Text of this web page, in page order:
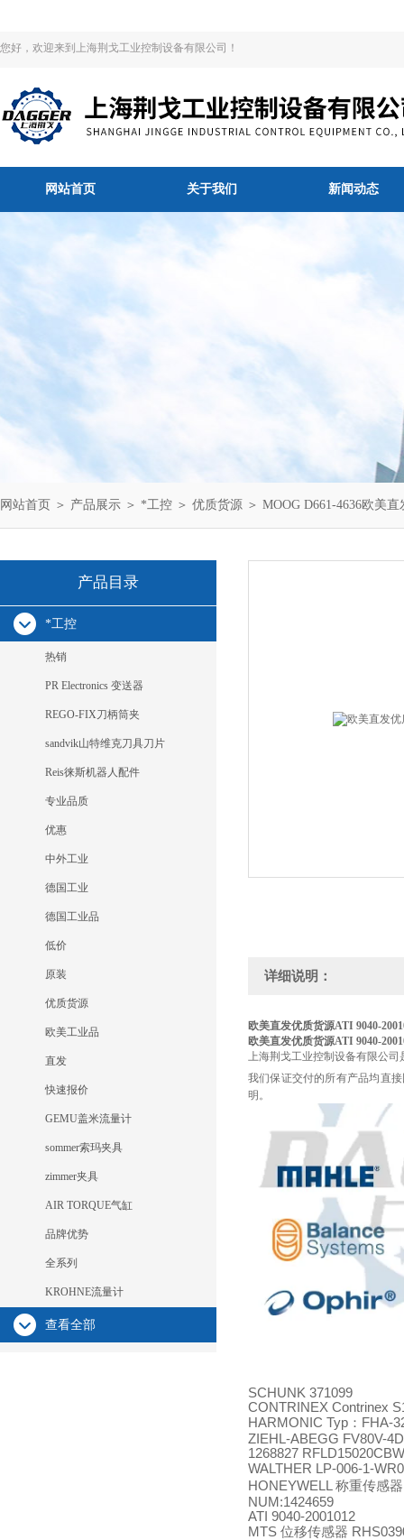
您好，欢迎来到上海荆戈工业控制设备有限公司！
网站首页 关于我们 新闻动态
网站首页 ＞ 产品展示 ＞ *工控 ＞ 优质货源 ＞ MOOG D661-4636欧美
产品目录
*工控
热销
PR Electronics 变送器
REGO-FIX刀柄筒夹
sandvik山特维克刀具刀片
Reis徕斯机器人配件
专业品质
优惠
中外工业
德国工业
德国工业品
低价
原装
优质货源
欧美工业品
直发
快速报价
GEMU盖米流量计
sommer索玛夹具
zimmer夹具
AIR TORQUE气缸
品牌优势
全系列
KROHNE流量计
查看全部
详细说明：
欧美直发优质货源ATI 9040-
欧美直发优质货源ATI 9040-
上海荆戈工业控制设备有限公
我们保证交付的所有产品均直
明。
SCHUNK 371099
CONTRINEX Contrinex
HARMONIC Typ ： FHA-
ZIEHL-ABEGG FV80V-
1268827
WALTHER LP-006-1-
HONEYWELL 称重传感器
NUM:1424659
ATI 9040-2001012
MTS 位移传感器